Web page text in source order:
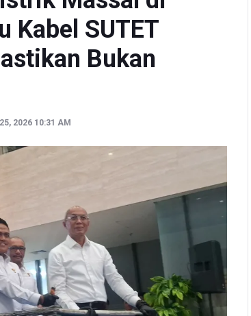
Kabel SUTET
Bukan
2026 10:31 AM